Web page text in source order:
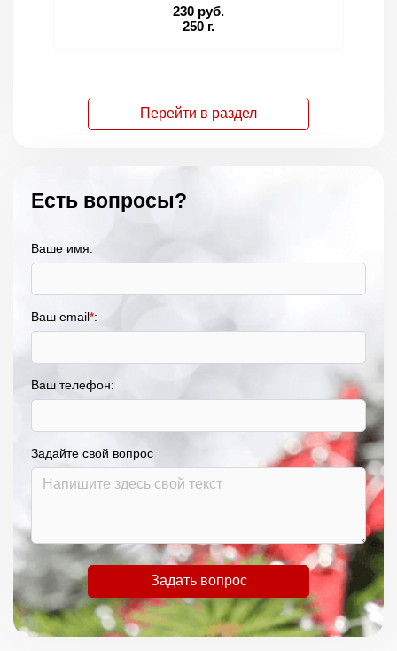
230 руб.
250 г.
Перейти в раздел
Есть вопросы?
Ваше имя:
Ваш email*:
Ваш телефон:
Задайте свой вопрос
Задать вопрос